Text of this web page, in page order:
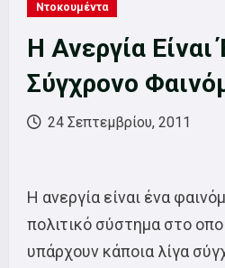
Ντοκουμέντα
Η Ανεργία Είναι
Σύγχρονο
24 Σεπτεμβρίου, 2011
Η ανεργία είναι ένα
πολιτικό σύστημα στο
υπάρχουν κάποια λίγα